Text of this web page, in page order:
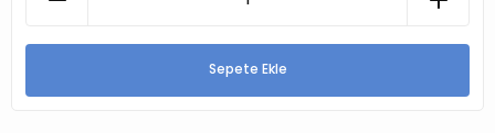
Sepete Ekle